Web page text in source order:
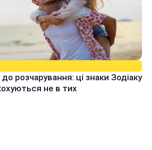
розчарування: ці знаки Зодіаку
не в тих